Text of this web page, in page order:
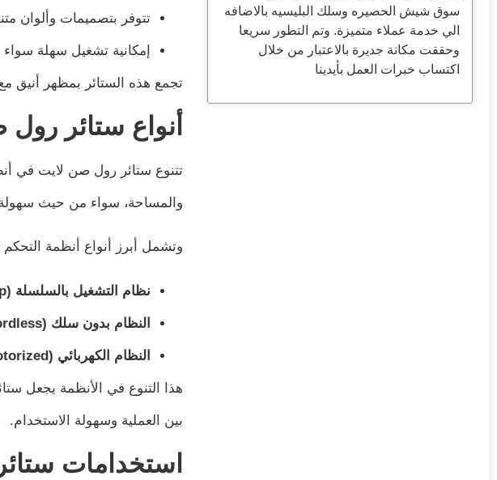
سوق شيش الحصيره وسلك البليسيه بالاضافه
الي خدمة عملاء متميزة. وتم التطور سريعا
وحققت مكانة جديرة بالاعتبار من خلال
اكتساب خبرات العمل بأيدينا
تتوفر بتصميمات وألوان
إمكانية تشغيل سهلة سواء
تجمع هذه الستائر بمظهر أنيق
أنواع ستائر
تتنوع ستائر رول صن لايت في
والمساحة، سواء من حيث سهولة
وتشمل أبرز أنواع أنظمة
نظام التشغيل بالسلسلة (Continuous Loop)
النظام بدون سلك (Cordless)
النظام الكهربائي (Motorized)
هذا التنوع في الأنظمة يجعل
بين العملية وسهولة الاستخدام.
استخدامات